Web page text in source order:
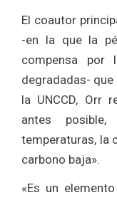
El coautor
-en la que la
compensa por
degradadas-
la UNCCD, Orr
antes
temperaturas, la
carbono baja».
«Es un